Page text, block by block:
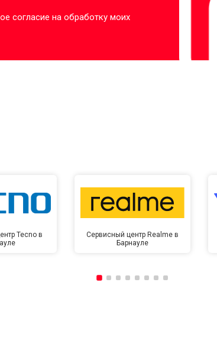
согласие на обработку моих
Tecno в
Сервисный центр Realme в
Барнауле